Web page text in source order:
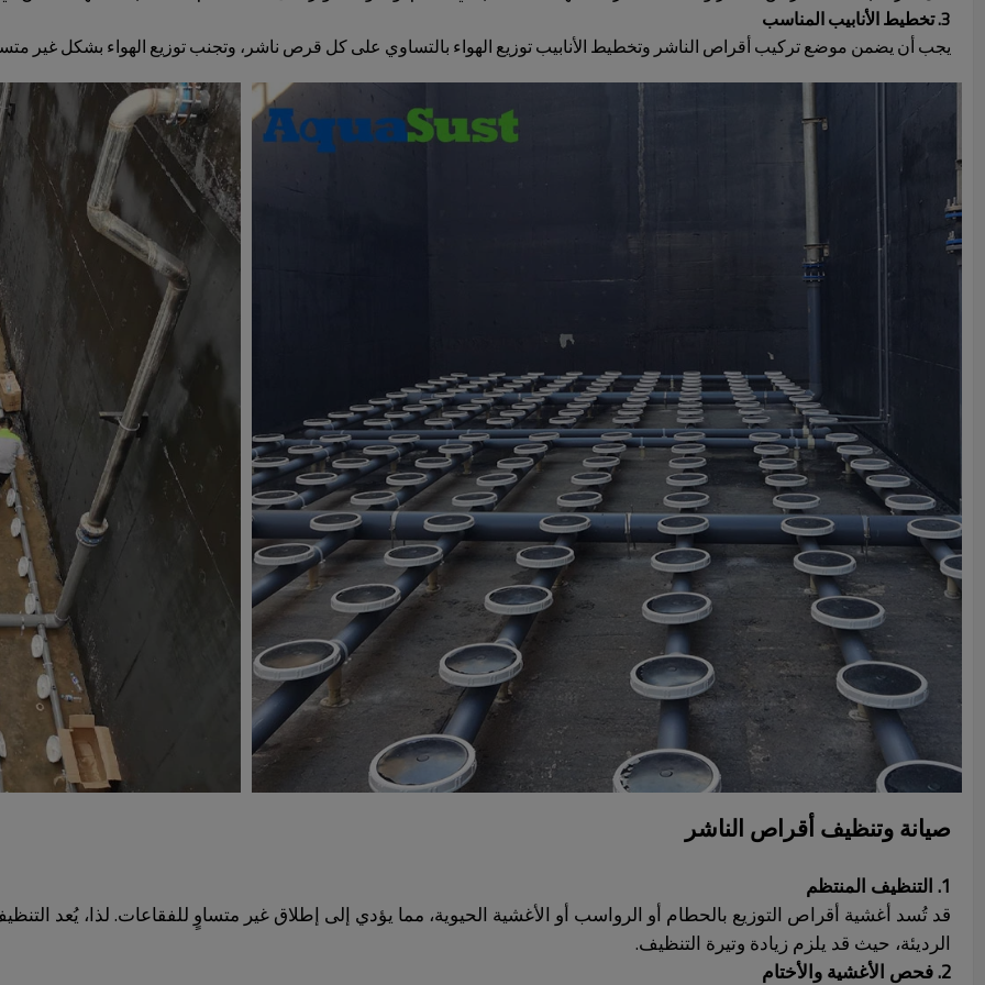
3. تخطيط الأنابيب المناسب
يجب أن يضمن موضع تركيب أقراص الناشر وتخطيط الأنابيب توزيع الهواء بالتساوي على كل قرص ناشر، وتجنب توزيع الهواء بشكل غير
صيانة وتنظيف أقراص الناشر
1. التنظيف المنتظم
قد تُسد أغشية أقراص التوزيع بالحطام أو الرواسب أو الأغشية الحيوية، مما يؤدي إلى إطلاق غير متساوٍ للفقاعات. لذا، يُعد
الرديئة، حيث قد يلزم زيادة وتيرة التنظيف.
2. فحص الأغشية والأختام